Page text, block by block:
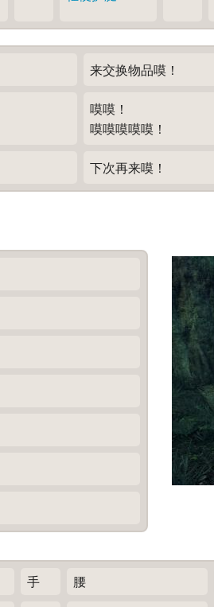
来交换物品嗼！
嗼嗼！
嗼嗼嗼嗼嗼！
下次再来嗼！
手 腰